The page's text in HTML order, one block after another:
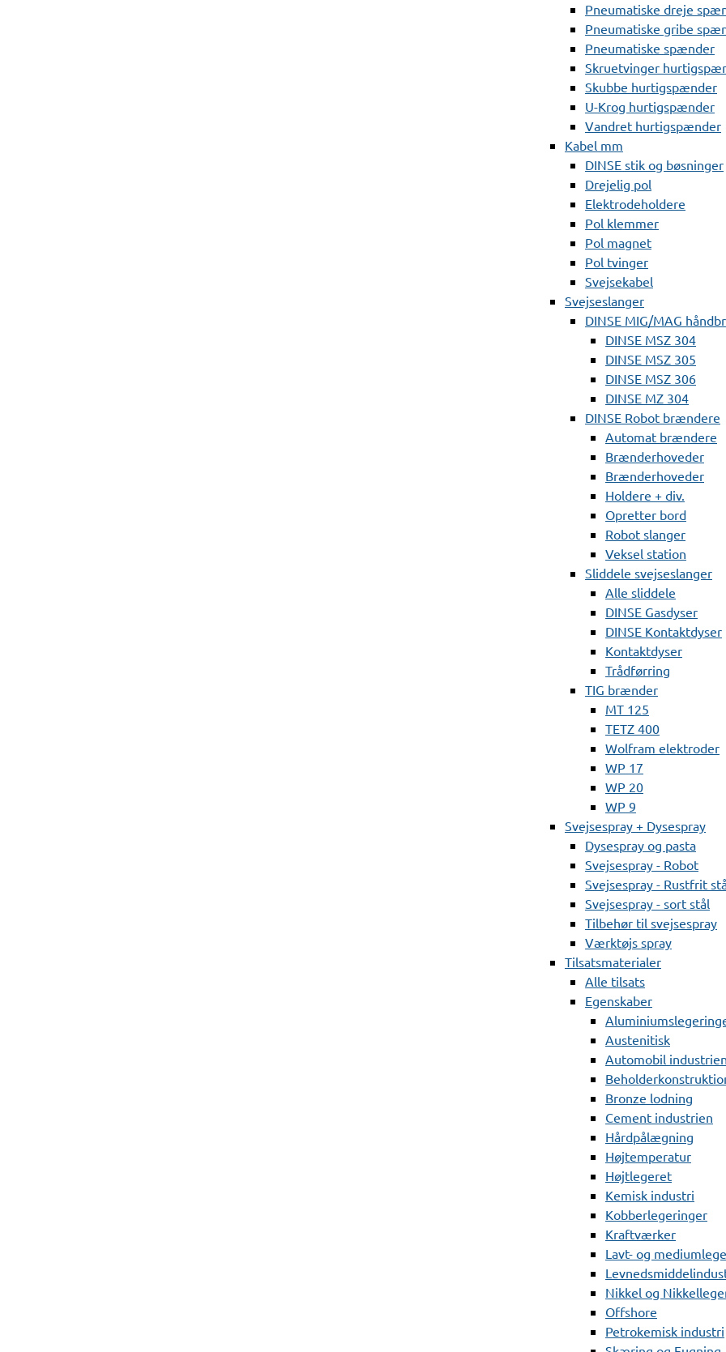
Pneumatiske dreje
Pneumatiske gribe
Pneumatiske spænder
Skruetvinger
Skubbe hurtigspænder
U-Krog hurtigspænder
Vandret hurtigspænder
Kabel mm
DINSE stik og bøsninger
Drejelig pol
Elektrodeholdere
Pol klemmer
Pol magnet
Pol tvinger
Svejsekabel
Svejseslanger
DINSE MIG/MAG
DINSE MSZ 304
DINSE MSZ 305
DINSE MSZ 306
DINSE MZ 304
DINSE Robot brændere
Automat brændere
Brænderhoveder
Brænderhoveder
Holdere + div.
Opretter bord
Robot slanger
Veksel station
Sliddele svejseslanger
Alle sliddele
DINSE Gasdyser
DINSE Kontaktdyser
Kontaktdyser
Trådførring
TIG brænder
MT 125
TETZ 400
Wolfram elektroder
WP 17
WP 20
WP 9
Svejsespray + Dysespray
Dysespray og pasta
Svejsespray - Robot
Svejsespray - Rustfrit
Svejsespray - sort stål
Tilbehør til svejsespray
Værktøjs spray
Tilsatsmaterialer
Alle tilsats
Egenskaber
Austenitisk
Automobil industrien
Bronze lodning
Cement industrien
Hårdpålægning
Højtemperatur
Højtlegeret
Kemisk industri
Kobberlegeringer
Kraftværker
Lavt- og
Nikkel og
Offshore
Petrokemisk industri